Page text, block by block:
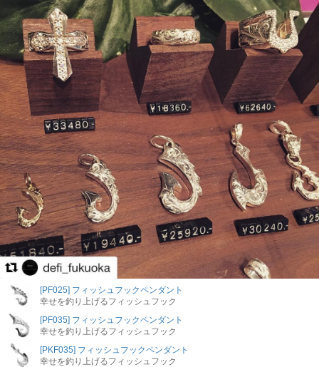
[PF025] フィッシュフックペンダント
幸せを釣り上げるフィッシュフック
[PF035] フィッシュフックペンダント
幸せを釣り上げるフィッシュフック
[PKF035] フィッシュフックペンダント
幸せを釣り上げるフィッシュフック